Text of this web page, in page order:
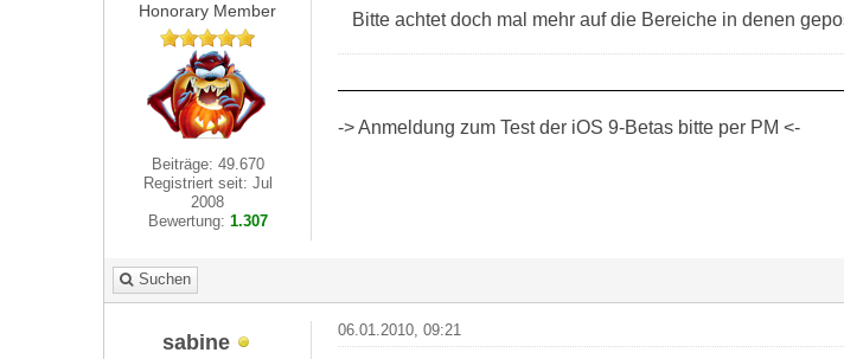
Honorary Member
Beiträge: 49.670
Registriert seit: Jul
2008
Bewertung: 1.307
Bitte achtet doch mal mehr auf die Bereiche in denen
-> Anmeldung zum Test der iOS 9-Betas bitte per PM <-
Suchen
sabine 06.01.2010, 09:21